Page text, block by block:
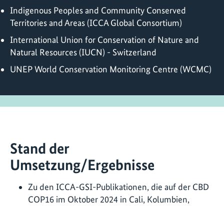
Indigenous Peoples and Community Conserved
Territories and Areas (ICCA Global Consortium)
International Union for Conservation of Nature and
Natural Resources (IUCN) - Switzerland
UNEP World Conservation Monitoring Centre (WCMC)
Stand der
Umsetzung/Ergebnisse
Zu den ICCA-GSI-Publikationen, die auf der CBD
COP16 im Oktober 2024 in Cali, Kolumbien,